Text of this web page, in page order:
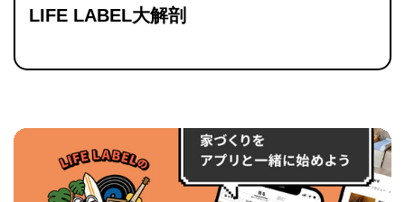
LIFE LABEL大解剖